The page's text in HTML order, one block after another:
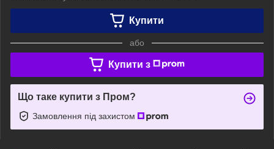
Купити
або
Купити з
Що таке купити з Пром?
Замовлення під захистом